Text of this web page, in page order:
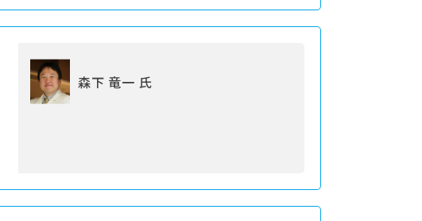
森下 竜一 氏